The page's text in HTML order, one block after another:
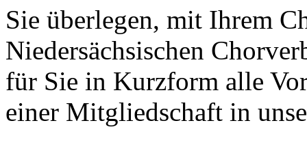
Sie überlegen, mit Ihrem
Niedersächsischen
für Sie in Kurzform alle
einer Mitgliedschaft in